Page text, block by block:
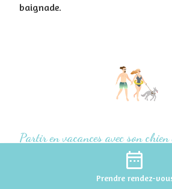
baignade.
Partir en vacances avec son
Que ressent un chien quand on
date_range
Prendre rendez-